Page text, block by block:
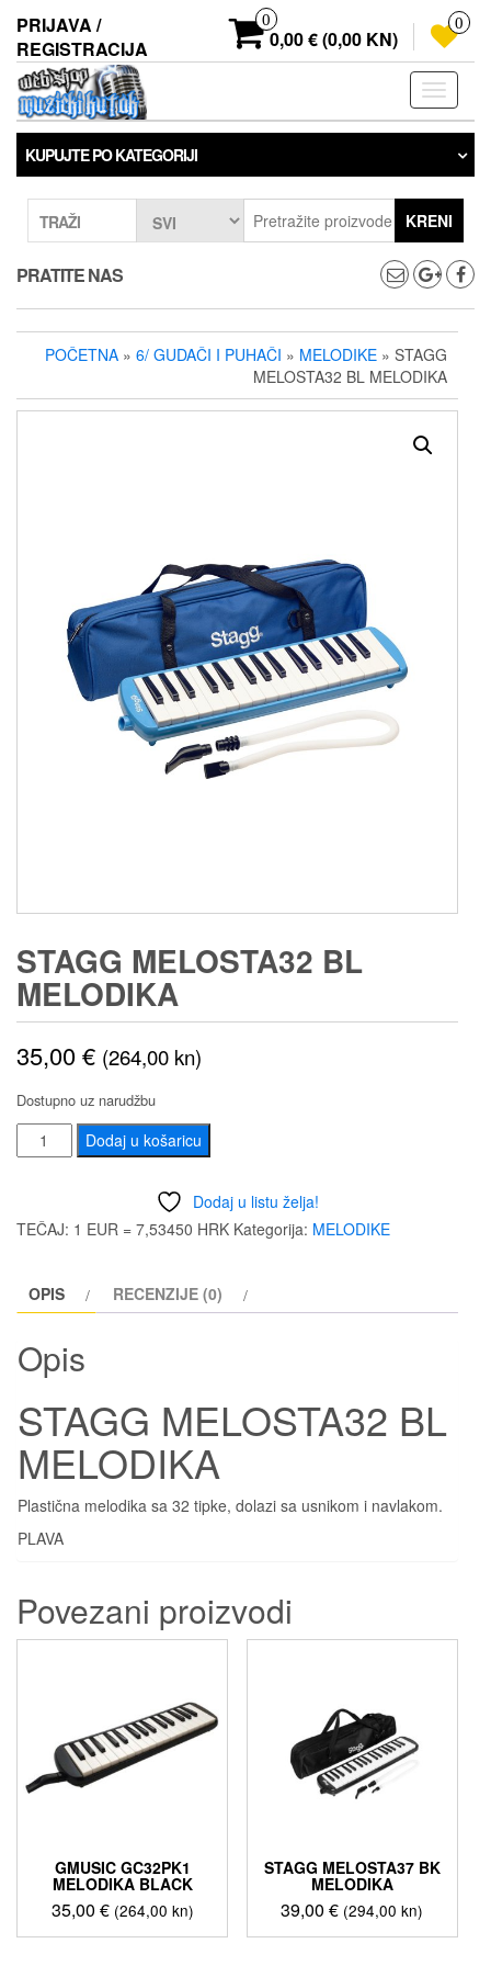
sadržaj
PRIJAVA /
REGISTRACIJA
0
0,00 € (0,00 KN)
0
KUPUJTE PO KATEGORIJI
TRAŽI KRENI
PRATITE NAS
POČETNA » 6/ GUDAČI I PUHAČI » MELODIKE » STAGG
MELOSTA32 BL MELODIKA
STAGG MELOSTA32 BL
MELODIKA
35,00€ (264,00 kn)
Dostupno uz narudžbu
STAGG
MELOSTA32
MELODIKA
Dodaj u košaricu
Dodaj u listu želja!
TEČAJ: 1 EUR = 7,53450 HRK Kategorija: MELODIKE
OPIS RECENZIJE (0)
Opis
STAGG MELOSTA32 BL
MELODIKA
Plastična melodika sa 32 tipke, dolazi sa usnikom i navlakom.
PLAVA
Povezani proizvodi
GMUSIC GC32PK1
MELODIKA BLACK
35,00 € (264,00 kn)
STAGG MELOSTA37 BK
MELODIKA
39,00€ (294,00 kn)